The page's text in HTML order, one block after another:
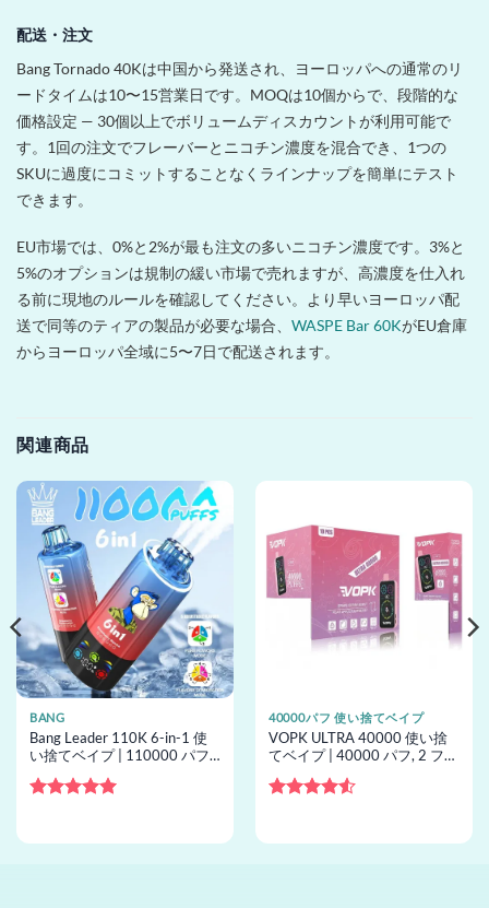
配送・注文
Bang Tornado 40Kは中国から発送され、ヨーロッパへの通常のリ
ードタイムは10〜15営業日です。MOQは10個からで、段階的な
価格設定 — 30個以上でボリュームディスカウントが利用可能で
す。1回の注文でフレーバーとニコチン濃度を混合でき、1つの
SKUに過度にコミットすることなくラインナップを簡単にテスト
できます。
EU市場では、0%と2%が最も注文の多いニコチン濃度です。3%と
5%のオプションは規制の緩い市場で売れますが、高濃度を仕入れ
る前に現地のルールを確認してください。より早いヨーロッパ配
送で同等のティアの製品が必要な場合、 WASPE Bar 60KがEU倉庫
からヨーロッパ全域に5〜7日で配送されます。
関連商品
BANG
Bang Leader 110K 6-in-1 使
い捨てベイプ | 110000 パフ,
卸売
40000パフ 使い捨てベイプ
VOPK ULTRA 40000 使い捨
てベイプ | 40000 パフ, 2 フレ
捨てベイプ卸売